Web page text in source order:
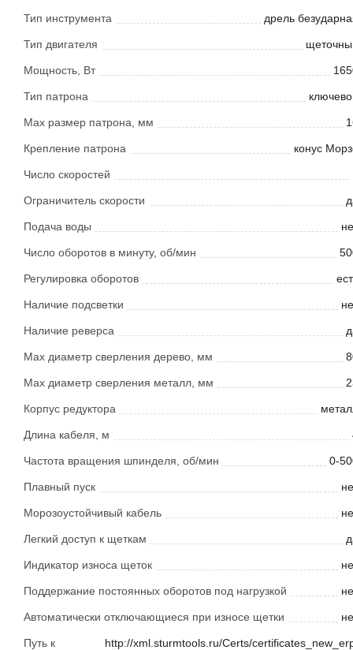
Тип инструмента дрель
Тип двигателя
Мощность, Вт
Тип патрона
Max размер патрона, мм
Крепление патрона конус
Число скоростей
Ограничитель скорости
Подача воды
Число оборотов в минуту, об/мин
Регулировка оборотов
Наличие подсветки
Наличие реверса
Мах диаметр сверления дерево, мм
Max диаметр сверления металл, мм
Корпус редуктора
Длина кабеля, м
Частота вращения шпинделя, об/мин 0-
Плавный пуск
Морозоустойчивый кабель
Легкий доступ к щеткам
Индикатор износа щеток
Поддержание постоянных оборотов под нагрузкой
Автоматически отключающиеся при износе щетки
Путь к http://xml.sturmtools.ru/Certs/